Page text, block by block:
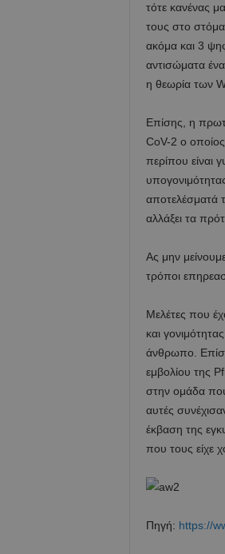
τότε κανένας
τους στο
ακόμα και 3
αντισώματα
η θεωρία των
Επίσης, η
CoV-2 o
περίπου είναι
αποτελέσματά
αλλάξει τα
Ας μην
τρόποι
Μελέτες που
και
άνθρωπο.
εμβολίου της
στην ομάδα που
αυτές
έκβαση της
που τους είχε
Πηγή: https://